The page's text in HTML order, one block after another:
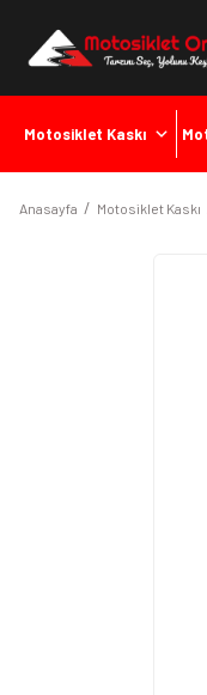
Motosiklet Kaskı
Anasayfa Motosiklet Kaskı